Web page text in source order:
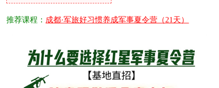
推荐课程： 成都·军旅好习惯养成军事夏令营（21天）